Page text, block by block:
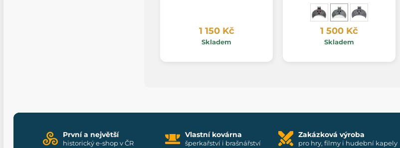
1 150 Kč
Skladem
1 500 Kč
Skladem
První a největší
historický e-shop v ČR
Vlastní kovárna
šperkařství i brašnářství
Zakázková výroba
pro hry, filmy i hudební kapely